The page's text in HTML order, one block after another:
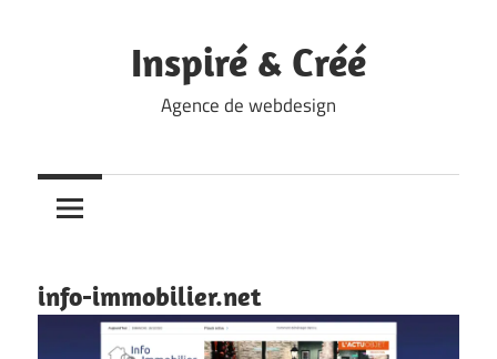
Inspiré & Créé
Agence de webdesign
info-immobilier.net